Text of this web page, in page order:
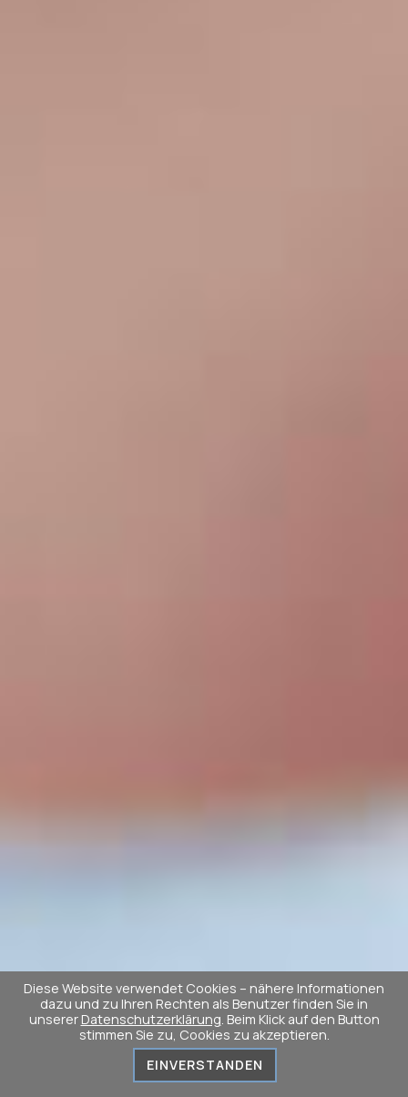
Diese Website verwendet Cookies – nähere Informationen
dazu und zu Ihren Rechten als Benutzer finden Sie in
unserer Datenschutzerklärung. Beim Klick auf den Button
stimmen Sie zu, Cookies zu akzeptieren.
EINVERSTANDEN